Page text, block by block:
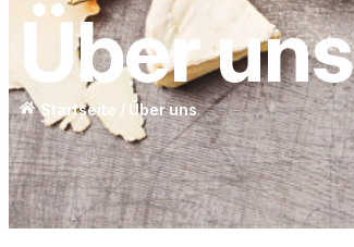
Über uns
Startseite / Über uns